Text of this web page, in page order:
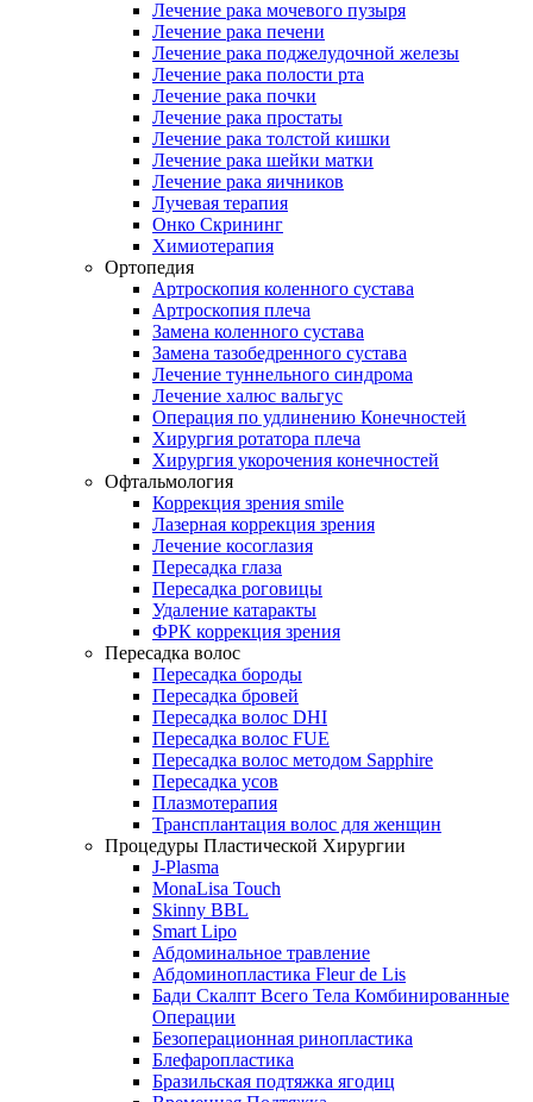
Лечение рака мочевого пузыря
Лечение рака печени
Лечение рака поджелудочной железы
Лечение рака полости рта
Лечение рака почки
Лечение рака простаты
Лечение рака толстой кишки
Лечение рака шейки матки
Лечение рака яичников
Лучевая терапия
Онко Скрининг
Химиотерапия
Ортопедия
Артроскопия коленного сустава
Артроскопия плеча
Замена коленного сустава
Замена тазобедренного сустава
Лечение туннельного синдрома
Лечение халюс вальгус
Операция по удлинению Конечностей
Хирургия ротатора плеча
Хирургия укорочения конечностей
Офтальмология
Коррекция зрения smile
Лазерная коррекция зрения
Лечение косоглазия
Пересадка глаза
Пересадка роговицы
Удаление катаракты
ФРК коррекция зрения
Пересадка волос
Пересадка бороды
Пересадка бровей
Пересадка волос DHI
Пересадка волос FUE
Пересадка волос методом Sapphire
Пересадка усов
Плазмотерапия
Трансплантация волос для женщин
Процедуры Пластической Хирургии
J-Plasma
MonaLisa Touch
Skinny BBL
Smart Lipo
Абдоминальное травление
Абдоминопластика Fleur de Lis
Бади Скалпт Всего Тела Комбинированные
Операции
Безоперационная ринопластика
Блефаропластика
Бразильская подтяжка ягодиц